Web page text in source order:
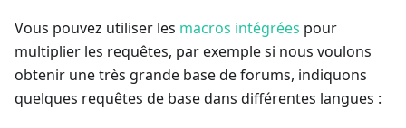
Vous pouvez utiliser les macros intégrées pour
multiplier les requêtes, par exemple si nous voulons
obtenir une très grande base de forums, indiquons
quelques requêtes de base dans différentes langues :